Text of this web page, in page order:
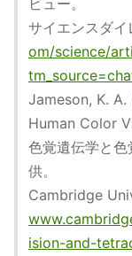
サイエンスダイ
om/science/
Jameson, K.
Human Color
色覚遺伝学と
供。
Cambridge
ision-and-